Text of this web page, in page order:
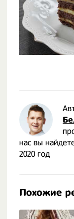
нас вы
2020 год
Похожие